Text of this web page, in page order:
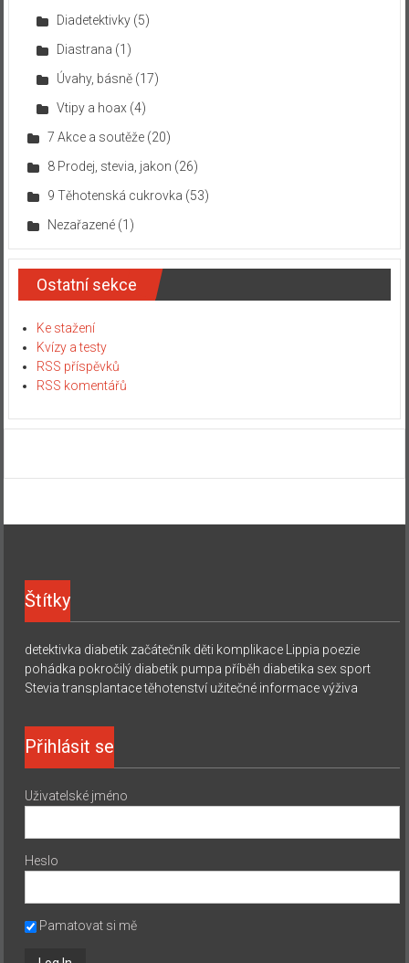
Diadetektivky(5)
Diastrana (1)
Úvahy, básně(17)
Vtipy a hoax(4)
7 Akce a soutěže(20)
8 Prodej, stevia, jakon (26)
9 Těhotenská cukrovka (53)
Nezařazené(1)
Ostatní sekce
Ke stažení
Kvízy a testy
RSS příspěvků
RSS komentářů
Štítky
detektivka diabetik začátečník děti komplikace Lippia poezie
pohádka pokročilý diabetik pumpa příběh diabetika sex sport
Stevia transplantace těhotenství užitečné informace výživa
Přihlásit se
Uživatelské jméno
Heslo
Pamatovat si mě